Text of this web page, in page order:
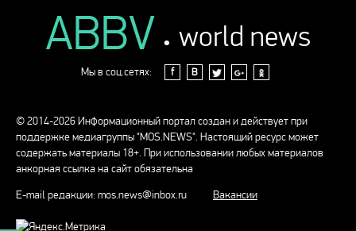
ABBV . world news
Мы в соц.сетях: f В
© 2014-2026 Информационный портал создан и действует при
поддержке медиагруппы "MOS.NEWS". Настоящий ресурс может
содержать материалы 18+. При использовании любых материалов
анкорная ссылка на сайт обязательна
E-mail редакции:mos.news@inbox.ru Вакансии